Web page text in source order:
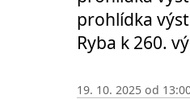
prohlídka
Ryba k 260.
19. 10. 2025 od